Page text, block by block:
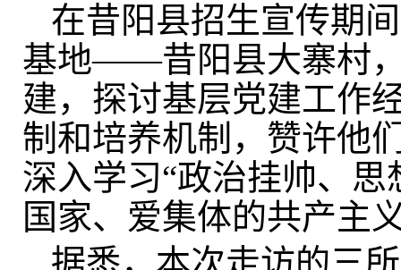
在昔阳县招生宣传期
基地——昔阳县大寨村
建，探讨基层党建工作
制和培养机制，赞许他
深入学习“政治挂帅、
国家、爱集体的共产主